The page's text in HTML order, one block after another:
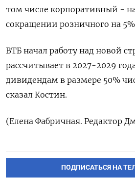
том числе корпоративный -
сокращении розничного на
ВТБ начал работу над новой
рассчитывает в 2027-2029
дивидендам в размере 50%
сказал Костин.
(Елена Фабричная. Редактор
ПОДПИСАТЬСЯ НА